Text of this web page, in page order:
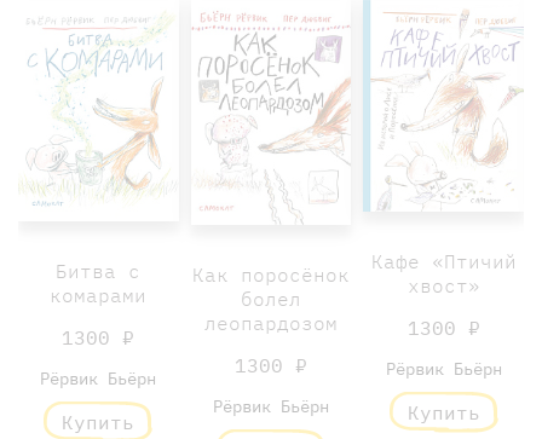
Битва с
комарами
1300 ₽
Рёрвик Бьёрн
Купить
Как поросёнок
болел
леопардозом
1300 ₽
Рёрвик Бьёрн
Кафе «Птичий
хвост»
1300 ₽
Рёрвик Бьёрн
Купить